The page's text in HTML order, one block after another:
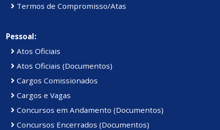
Termos de Compromisso/Atas
Pessoal:
Atos Oficiais
Atos Oficiais (Documentos)
Cargos Comissionados
Cargos e Vagas
Concursos em Andamento (Documentos)
Concursos Encerrados (Documentos)